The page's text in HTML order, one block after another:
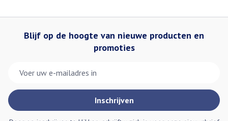
Blijf op de hoogte van nieuwe producten en
promoties
Inschrijven